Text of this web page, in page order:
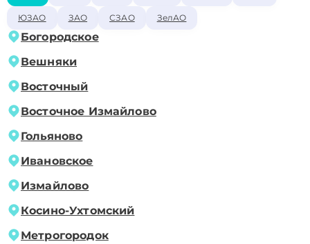
ЮЗАО ЗАО СЗАО ЗелАО
Богородское
Вешняки
Восточный
Восточное Измайлово
Гольяново
Ивановское
Измайлово
Косино-Ухтомский
Метрогородок